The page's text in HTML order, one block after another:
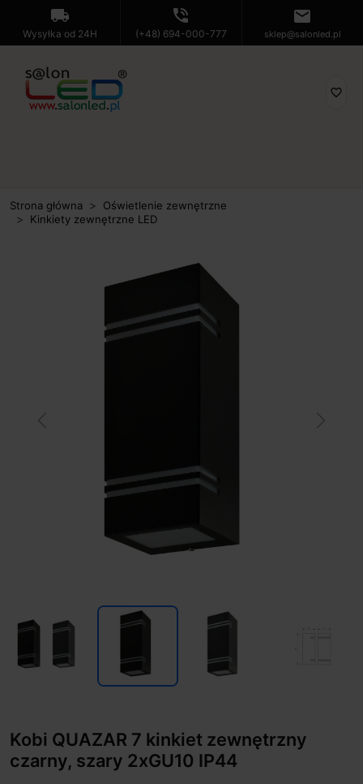
local_shipping
Wysyłka od 24H
phone_in_talk
(+48) 694-000-777
mail
sklep@salonled.pl
favorite_border
Strona główna
Oświetlenie zewnętrzne
Kinkiety zewnętrzne LED
Kobi QUAZAR 7 kinkiet zewnętrzny
czarny, szary 2xGU10 IP44